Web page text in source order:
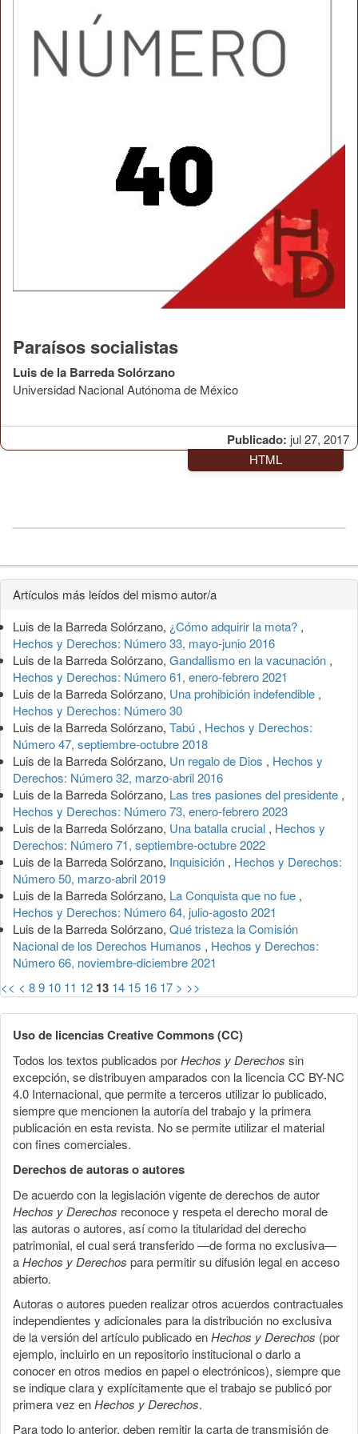
Publicado: jul 27, 2017
Paraísos socialistas
Luis de la Barreda Solórzano
Universidad Nacional Autónoma de México
HTML
Detalles
del
artículo
Artículos más leídos del mismo autor/a
Luis de la Barreda Solórzano, ¿Cómo adquirir la mota? ,
Hechos y Derechos: Número 33, mayo-junio 2016
Luis de la Barreda Solórzano, Gandallismo en la vacunación ,
Hechos y Derechos: Número 61, enero-febrero 2021
Luis de la Barreda Solórzano, Una prohibición indefendible ,
Hechos y Derechos: Número 30
Luis de la Barreda Solórzano, Tabú , Hechos y Derechos:
Número 47, septiembre-octubre 2018
Luis de la Barreda Solórzano, Un regalo de Dios , Hechos y
Derechos: Número 32, marzo-abril 2016
Luis de la Barreda Solórzano, Las tres pasiones del presidente ,
Hechos y Derechos: Número 73, enero-febrero 2023
Luis de la Barreda Solórzano, Una batalla crucial , Hechos y
Derechos: Número 71, septiembre-octubre 2022
Luis de la Barreda Solórzano, Inquisición , Hechos y Derechos:
Número 50, marzo-abril 2019
Luis de la Barreda Solórzano, La Conquista que no fue ,
Hechos y Derechos: Número 64, julio-agosto 2021
Luis de la Barreda Solórzano, Qué tristeza la Comisión
Nacional de los Derechos Humanos , Hechos y Derechos:
Número 66, noviembre-diciembre 2021
<< < 89 10 11 12 13 14 15 16 17 > >>
Uso de licencias Creative Commons (CC)
Todos los textos publicados porHechos y Derechos sin
excepción, se distribuyen amparados con la licencia CC BY-NC
4.0 Internacional, que permite a terceros utilizar lo publicado,
siempre que mencionen la autoría del trabajo y la primera
publicación en esta revista. No se permite utilizar el material
con fines comerciales.
Derechos de autoras o autores
De acuerdo con la legislación vigente de derechos de autor
Hechos y Derechos reconoce y respeta el derecho moral de
las autoras o autores, así como la titularidad del derecho
patrimonial, el cual será transferido —de forma no exclusiva—
aHechos y Derechos para permitir su difusión legal en acceso
abierto.
Autoras o autores pueden realizar otros acuerdos contractuales
independientes y adicionales para la distribución no exclusiva
de la versión del artículo publicado enHechos y Derechos (por
ejemplo, incluirlo en un repositorio institucional o darlo a
conocer en otros medios en papel o electrónicos), siempre que
se indique clara y explícitamente que el trabajo se publicó por
primera vez enHechos y Derechos.
Para todo lo anterior, deben remitir la carta de transmisión de